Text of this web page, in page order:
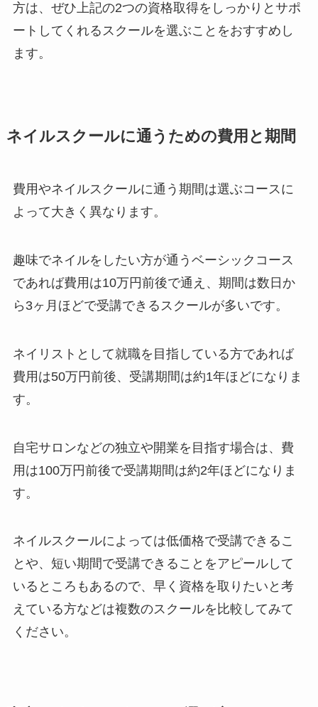
方は、ぜひ上記の2つの資格取得をしっかりとサポ
ートしてくれるスクールを選ぶことをおすすめし
ます。
ネイルスクールに通うための費用と期間
費用やネイルスクールに通う期間は選ぶコースに
よって大きく異なります。
趣味でネイルをしたい方が通うベーシックコース
であれば費用は10万円前後で通え、期間は数日か
ら3ヶ月ほどで受講できるスクールが多いです。
ネイリストとして就職を目指している方であれば
費用は50万円前後、受講期間は約1年ほどになりま
す。
自宅サロンなどの独立や開業を目指す場合は、費
用は100万円前後で受講期間は約2年ほどになりま
す。
ネイルスクールによっては低価格で受講できるこ
とや、短い期間で受講できることをアピールして
いるところもあるので、早く資格を取りたいと考
えている方などは複数のスクールを比較してみて
ください。